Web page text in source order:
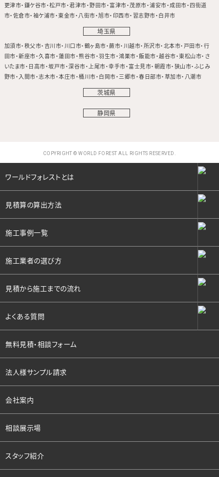
更津市 鎌ケ谷市 松戸市 君津市 野田市 富津市 茂原市 浦安市 成田市 四街道
市 佐倉市 袖ケ浦市 東金市 八街市 旭市 印西市 習志野市 白井市
埼玉県
加須市 秩父市 吉川市 川口市 鶴ヶ島市 蕨市 川越市 所沢市 北本市 戸田市 行
田市 新座市 久喜市 蓮田市 熊谷市 羽生市 鴻巣市 飯能市 越谷市 東松山市 さ
いたま市 日高市 坂戸市 深谷市 上尾市 幸手市 富士見市 朝霞市 狭山市 ふじみ
野市 入間市 志木市 本庄市 桶川市 白岡市 三郷市 春日部市 草加市 八潮市
茨城県
静岡県
COPYRIGHT © WORLD FOREST ALL RIGHTS RESERVED.
ワールドフォレストとは
見積算の算出方法
施工事例一覧
施工業者の選び方
見積から施工までの流れ
よくある質問
無料見積・相談フォーム
法人様サンプル請求
会社案内
相談展示場
スタッフ紹介